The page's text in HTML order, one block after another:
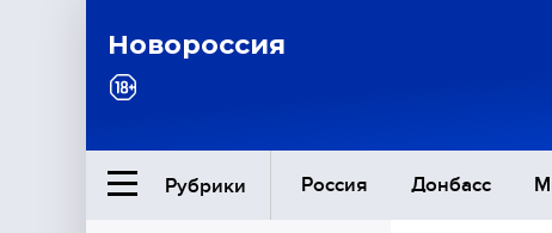
Новороссия
Рубрики Россия Донбасс